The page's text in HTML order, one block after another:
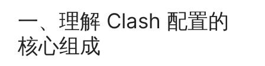
一、理解 Clash 配置的
核心组成